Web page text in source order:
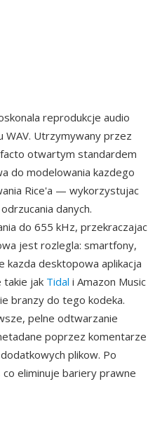
reprodukcje audio
Utrzymywany przez
otwartym standardem
do modelowania kazdego
Rice'a — wykorzystujac
danych.
do 655 kHz, przekraczajac
jest rozlegla: smartfony,
desktopowa aplikacja
takie jak Tidal i Amazon Music
branzy do tego kodeka.
pelne odtwarzanie
poprzez komentarze
plikow. Po
eliminuje bariery prawne